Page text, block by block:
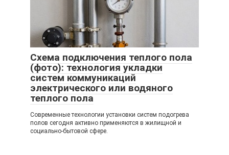
Схема подключения теплого пола
(фото): технология укладки
систем коммуникаций
электрического или водяного
теплого пола
Современные технологии установки систем подогрева
полов сегодня активно применяются в жилищной и
социально-бытовой сфере.